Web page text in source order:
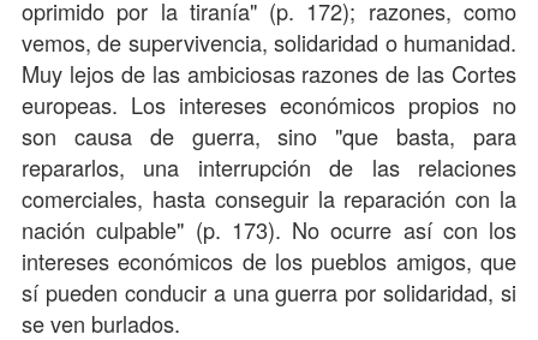
oprimido por la tiranía" (p. 172); razones, como
vemos, de supervivencia, solidaridad o humanidad.
Muy lejos de las ambiciosas razones de las Cortes
europeas. Los intereses económicos propios no
son causa de guerra, sino "que basta, para
repararlos, una interrupción de las relaciones
comerciales, hasta conseguir la reparación con la
nación culpable" (p. 173). No ocurre así con los
intereses económicos de los pueblos amigos, que
sí pueden conducir a una guerra por solidaridad, si
se ven burlados.